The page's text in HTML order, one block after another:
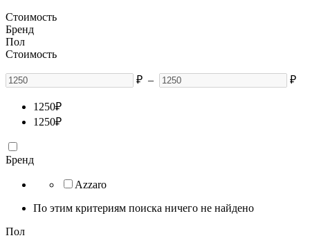
Стоимость
Бренд
Пол
Стоимость
₽ – ₽
1250₽
1250₽
Бренд
Azzaro
По этим критериям поиска ничего не найдено
Пол